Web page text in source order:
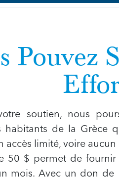
Pouvez
soutien, nous
habitants de la Grèce
accès limité, voire
50 $ permet de
mois. Avec un don de